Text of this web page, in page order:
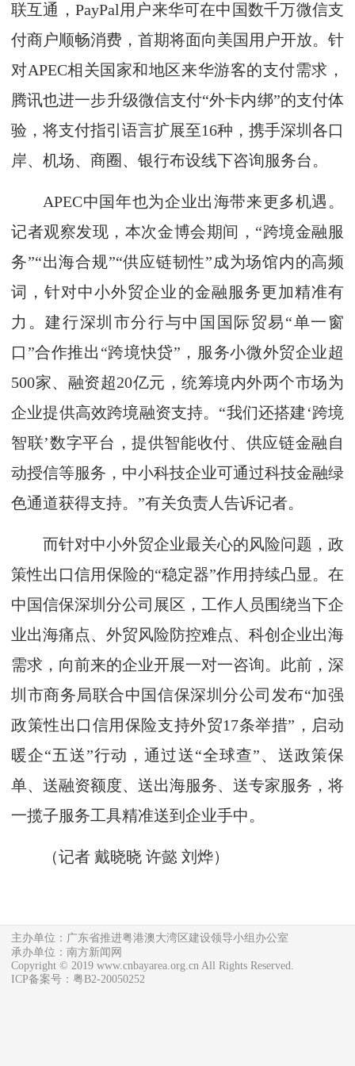
联互通，PayPal用户来华可在中国数千万微信支
付商户顺畅消费，首期将面向美国用户开放。针
对APEC相关国家和地区来华游客的支付需求，
腾讯也进一步升级微信支付“外卡内绑”的支付体
验，将支付指引语言扩展至16种，携手深圳各口
岸、机场、商圈、银行布设线下咨询服务台。
APEC中国年也为企业出海带来更多机遇。
记者观察发现，本次金博会期间，“跨境金融服
务”“出海合规”“供应链韧性”成为场馆内的高频
词，针对中小外贸企业的金融服务更加精准有
力。建行深圳市分行与中国国际贸易“单一窗
口”合作推出“跨境快贷”，服务小微外贸企业超
500家、融资超20亿元，统筹境内外两个市场为
企业提供高效跨境融资支持。“我们还搭建‘跨境
智联’数字平台，提供智能收付、供应链金融自
动授信等服务，中小科技企业可通过科技金融绿
色通道获得支持。”有关负责人告诉记者。
而针对中小外贸企业最关心的风险问题，政
策性出口信用保险的“稳定器”作用持续凸显。在
中国信保深圳分公司展区，工作人员围绕当下企
业出海痛点、外贸风险防控难点、科创企业出海
需求，向前来的企业开展一对一咨询。此前，深
圳市商务局联合中国信保深圳分公司发布“加强
政策性出口信用保险支持外贸17条举措”，启动
暖企“五送”行动，通过送“全球查”、送政策保
单、送融资额度、送出海服务、送专家服务，将
一揽子服务工具精准送到企业手中。
（记者 戴晓晓 许懿 刘烨）
主办单位：广东省推进粤港澳大湾区建设领导小组办公室
承办单位：南方新闻网
Copyright © 2019 www.cnbayarea.org.cn All Rights Reserved.
ICP备案号：粤B2-20050252